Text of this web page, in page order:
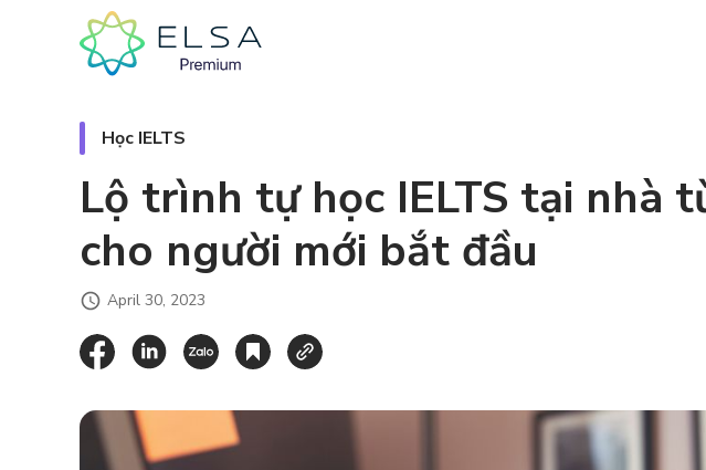
Học IELTS
Lộ trình tự học IELTS tại nhà
cho người mới bắt đầu
April 30, 2023